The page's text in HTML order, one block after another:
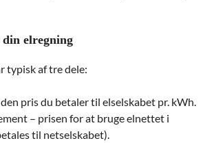
elregning
typisk af tre dele:
pris du betaler til elselskabet pr. kWh.
– prisen for at bruge elnettet i
til netselskabet).